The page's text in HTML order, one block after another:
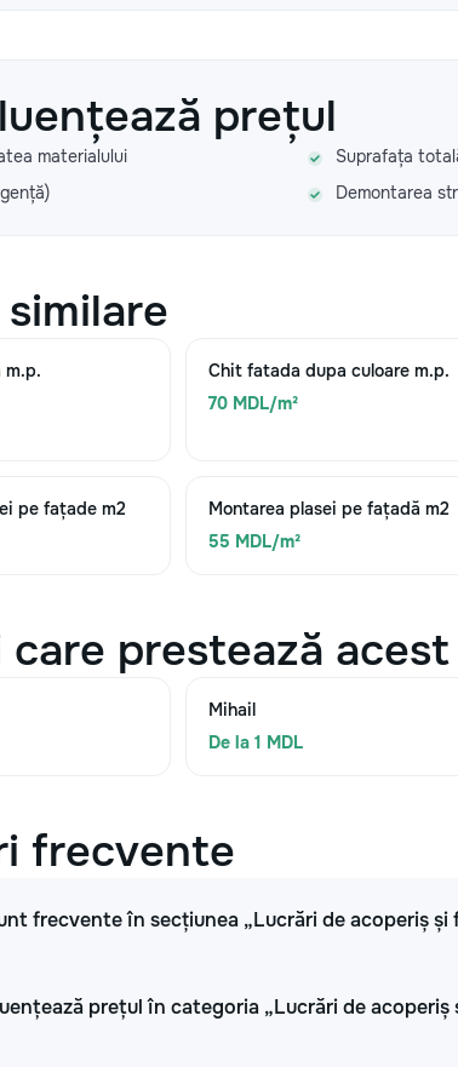
prețul
materialului Suprafața
Demontarea
m.p.
Chit fatada dupa culoare m.p.
70 MDL/m²
pe fațade m2
Montarea plasei pe fațadă m2
55 MDL/m²
care prestează
Mihail
De la 1 MDL
frecvente
frecvente în secțiunea „Lucrări de acoperiș și
prețul în categoria „Lucrări de acoperiș